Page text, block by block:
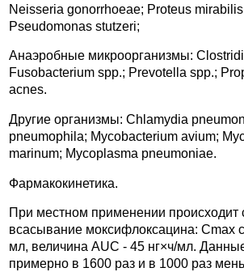
Neisseria gonorrhoeae; Proteus
Pseudomonas stutzeri;
Анаэробные микроорганизмы:
Fusobacterium spp.; Prevotella spp.;
acnes.
Другие организмы: Chlamydia
pneumophila; Mycobacterium avium;
marinum; Mycoplasma pneumoniae.
Фармакокинетика.
При местном применении происходит
всасывание моксифлоксацина: Cmax
мл, величина AUC - 45 нг×ч/мл.
примерно в 1600 раз и в 1000 раз